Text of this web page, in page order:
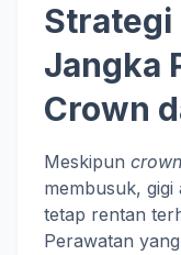
Strategi
Jangka
Crown
Meskipun crown
membusuk, gigi
tetap rentan
Perawatan